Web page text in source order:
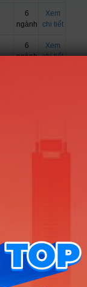
6
ngành
Xem
chi tiết
6
ngành
Xem
chi tiết
ngành
chi tiết
ngành
chi tiết
ngành
Xem